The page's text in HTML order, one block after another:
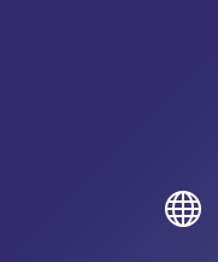
